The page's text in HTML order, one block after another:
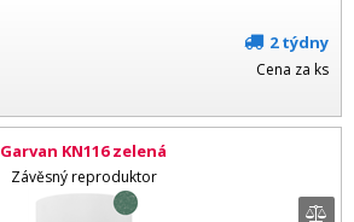
2 týdny
Cena za ks
Garvan KN116 zelená
Závěsný reproduktor